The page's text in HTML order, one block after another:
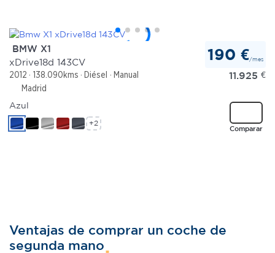
BMW X1
xDrive18d 143CV
2012 138.090kms Diésel
Manual
Madrid
190 €/mes
11.925 €
Comparar
Azul
+2
Ventajas de comprar un coche de
segunda mano